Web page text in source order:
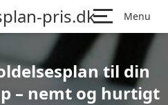
pris.dk Menu
til din
– nemt og hurtigt